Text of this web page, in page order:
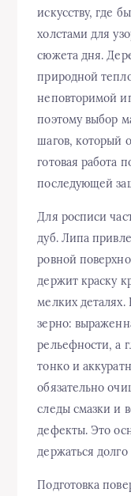
искусству, где
холстами для
сюжета дня.
природной
неповторимой
поэтому выбор
шагов, который
готовая работа
последующей
Для росписи
дуб. Липа
ровной
держит краску
мелких
зерно:
рельефности, а
тонко и
обязательно
следы смазки и
дефекты. Это
держаться
Подготовка